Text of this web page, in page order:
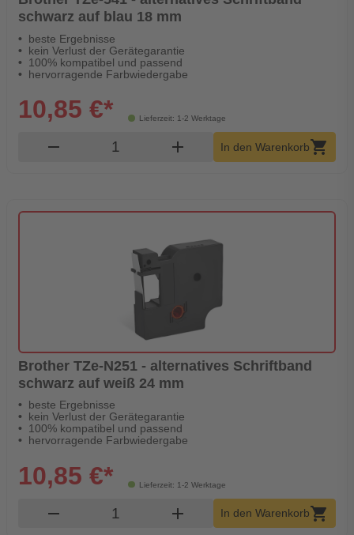
schwarz auf blau 18 mm
beste Ergebnisse
kein Verlust der Gerätegarantie
100% kompatibel und passend
hervorragende Farbwiedergabe
Lieferzeit: 1-2 Werktage
10,85 €*
remove Produkt Warenkorb Menge
add In den Warenkorbshopping_cart
Brother TZe-N251 - alternatives Schriftband
schwarz auf weiß 24 mm
beste Ergebnisse
kein Verlust der Gerätegarantie
100% kompatibel und passend
hervorragende Farbwiedergabe
Lieferzeit: 1-2 Werktage
10,85 €*
remove Produkt Warenkorb Menge
add In den Warenkorbshopping_cart